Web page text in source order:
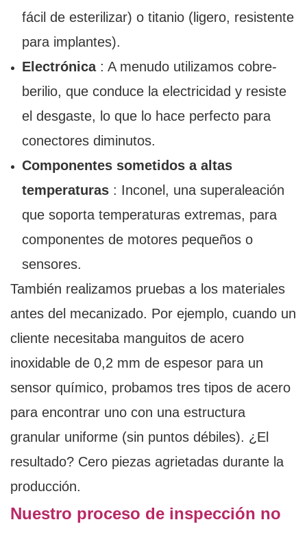
fácil de esterilizar) o titanio (ligero, resistente
para implantes).
Electrónica: A menudo utilizamos cobre-
berilio, que conduce la electricidad y resiste
el desgaste, lo que lo hace perfecto para
conectores diminutos.
Componentes sometidos a altas
temperaturas: Inconel, una superaleación
que soporta temperaturas extremas, para
componentes de motores pequeños o
sensores.
También realizamos pruebas a los materiales
antes del mecanizado. Por ejemplo, cuando un
cliente necesitaba manguitos de acero
inoxidable de 0,2 mm de espesor para un
sensor químico, probamos tres tipos de acero
para encontrar uno con una estructura
granular uniforme (sin puntos débiles). ¿El
resultado? Cero piezas agrietadas durante la
producción.
Nuestro proceso de inspección no